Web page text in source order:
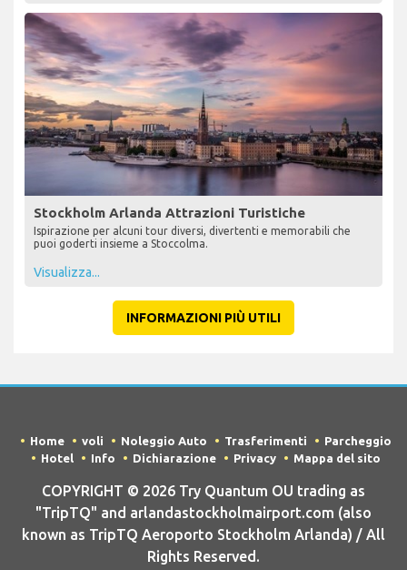
Stockholm Arlanda Attrazioni Turistiche
Ispirazione per alcuni tour diversi, divertenti e memorabili che
puoi goderti insieme a Stoccolma.
Visualizza...
INFORMAZIONI PIÙ UTILI
Home voli Noleggio Auto Trasferimenti
Parcheggio
Hotel
Info Dichiarazione Privacy Mappa del sito
COPYRIGHT © 2026 Try Quantum OU trading as
"TripTQ" and arlandastockholmairport.com (also
known as TripTQ Aeroporto Stockholm Arlanda) / All
Rights Reserved.